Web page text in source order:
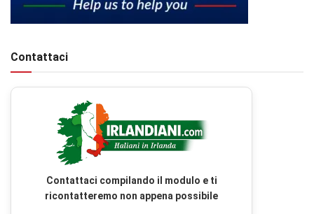
Contattaci
Contattaci compilando il modulo e ti
ricontatteremo non appena possibile